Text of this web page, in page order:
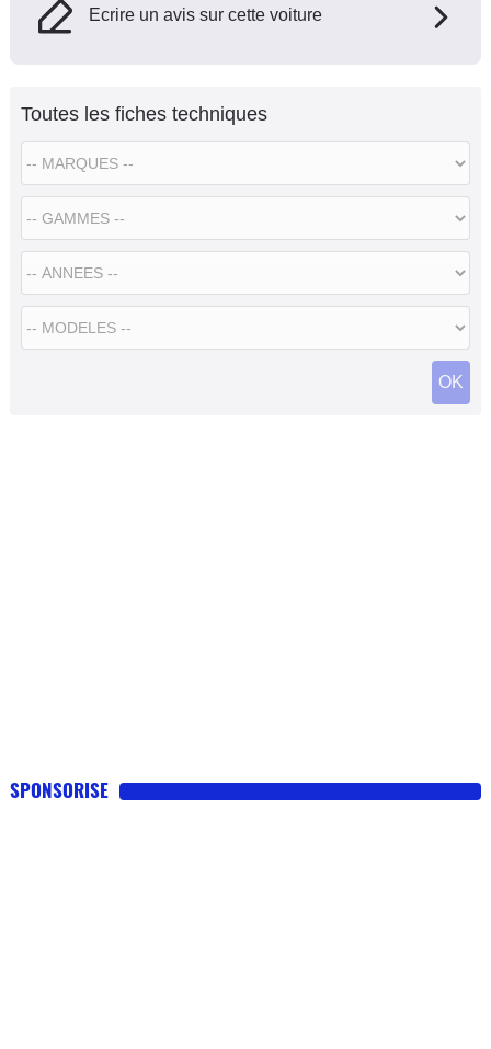
Ecrire un avis sur cette voiture
Toutes les fiches techniques
SPONSORISE